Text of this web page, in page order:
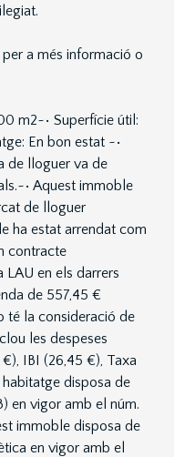
a més informació o
m2~• Superfície útil:
En bon estat ~•
de lloguer va de
Aquest immoble
de lloguer
ha estat arrendat com
contracte
LAU en els darrers
de 557,45 €
té la consideració de
les despeses
IBI (26,45 €), Taxa
habitatge disposa de
en vigor amb el núm.
immoble disposa de
en vigor amb el